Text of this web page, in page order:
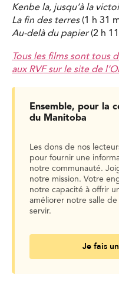
Kenbe la, jusqu’à la
La fin des terres (1 h 31
Au-delà du papier(2 h
Tous les films sont tous
aux RVF sur le site de
Ensemble, pour la
du Manitoba
Les dons de nos
pour fournir une
notre communauté.
notre mission. Votre
notre capacité à offrir
améliorer notre salle
servir.
Je fais